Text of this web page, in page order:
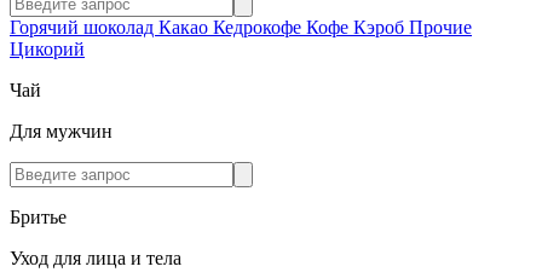
Горячий шоколад Какао Кедрокофе Кофе Кэроб Прочие
Цикорий
Чай
Для мужчин
Бритье
Уход для лица и тела